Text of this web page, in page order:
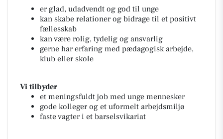
er glad, udadvendt og god til unge
kan skabe relationer og bidrage til et positivt
fællesskab
kan være rolig, tydelig og ansvarlig
gerne har erfaring med pædagogisk arbejde,
klub eller skole
Vi tilbyder
et meningsfuldt job med unge mennesker
gode kolleger og et uformelt arbejdsmiljø
faste vagter i et barselsvikariat